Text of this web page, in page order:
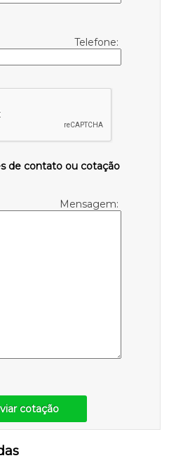
Telefone:
de contato ou cotação
Mensagem:
cotação